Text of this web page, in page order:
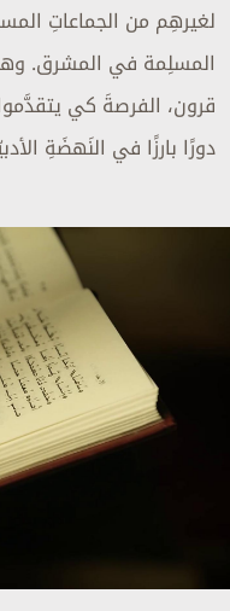
لغيرهِم من الجماعاتِ
المسلِمة في المشرق.
قرون، الفرصةَ كي
دورًا بارزًا في النَهضَةِ